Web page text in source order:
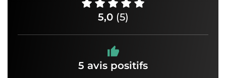
5,0 (5)
5 avis positifs